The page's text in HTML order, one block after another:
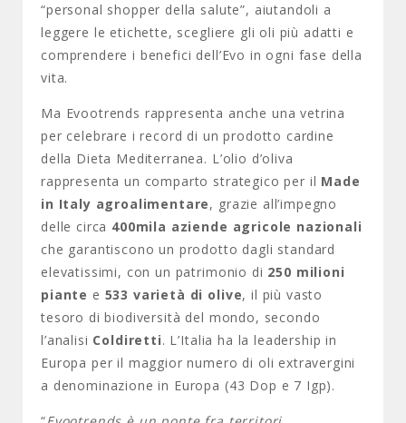
“personal shopper della salute”, aiutandoli a
leggere le etichette, scegliere gli oli più adatti e
comprendere i benefici dell’Evo in ogni fase della
vita.
Ma Evootrends rappresenta anche una vetrina
per celebrare i record di un prodotto cardine
della Dieta Mediterranea. L’olio d’oliva
rappresenta un comparto strategico per il Made
in Italy agroalimentare, grazie all’impegno
delle circa 400mila aziende agricole nazionali
che garantiscono un prodotto dagli standard
elevatissimi, con un patrimonio di 250 milioni
piante e 533 varietà di olive, il più vasto
tesoro di biodiversità del mondo, secondo
l’analisi Coldiretti. L’Italia ha la leadership in
Europa per il maggior numero di oli extravergini
a denominazione in Europa (43 Dop e 7 Igp).